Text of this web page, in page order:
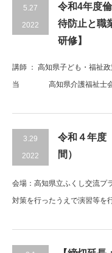
5.27
2022
令和4年度
待防止と職
研修】
講師 ： 高知県子ども・福祉
当 高知県介護福祉士会
3.29
2022
令和４年度
間）
会場：高知県立ふくし交流
対策を行ったうえで演習等を